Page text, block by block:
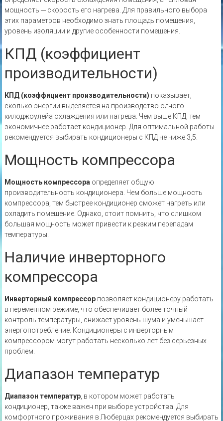
мощность ─ скорость его нагрева. Для правильного выбора
этих параметров необходимо знать площадь помещения,
уровень изоляции и другие особенности помещения.
КПД (коэффициент
производительности)
КПД (коэффициент производительности) показывает,
сколько энергии выделяется на производство одного
килоджоулейа охлаждения или нагрева. Чем выше КПД, тем
экономичнее работает кондиционер. Для оптимальной работы
рекомендуется выбирать кондиционеры с КПД не ниже 3,5.
Мощность компрессора
Мощность компрессора определяет общую
производительность кондиционера. Чем больше мощность
компрессора, тем быстрее кондиционер сможет нагреть или
охладить помещение. Однако, стоит помнить, что слишком
большая мощность может привести к резким перепадам
температуры.
Наличие инверторного
компрессора
Инверторный компрессорпозволяет кондиционеру работать
в переменном режиме, что обеспечивает более точный
контроль температуры, снижает уровень шума и уменьшает
энергопотребление. Кондиционеры с инверторным
компрессором могут работать несколько лет без серьезных
проблем.
Диапазон температур
Диапазон температур, в котором может работать
кондиционер, также важен при выборе устройства. Для
комфортного проживания в Люберцах рекомендуется выбирать